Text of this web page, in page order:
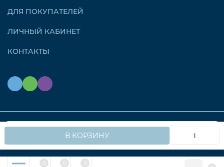
В КОРЗИНУ
ДЛЯ ПОКУПАТЕЛЕЙ
ЛИЧНЫЙ КАБИНЕТ
КОНТАКТЫ
быстрее для вас.